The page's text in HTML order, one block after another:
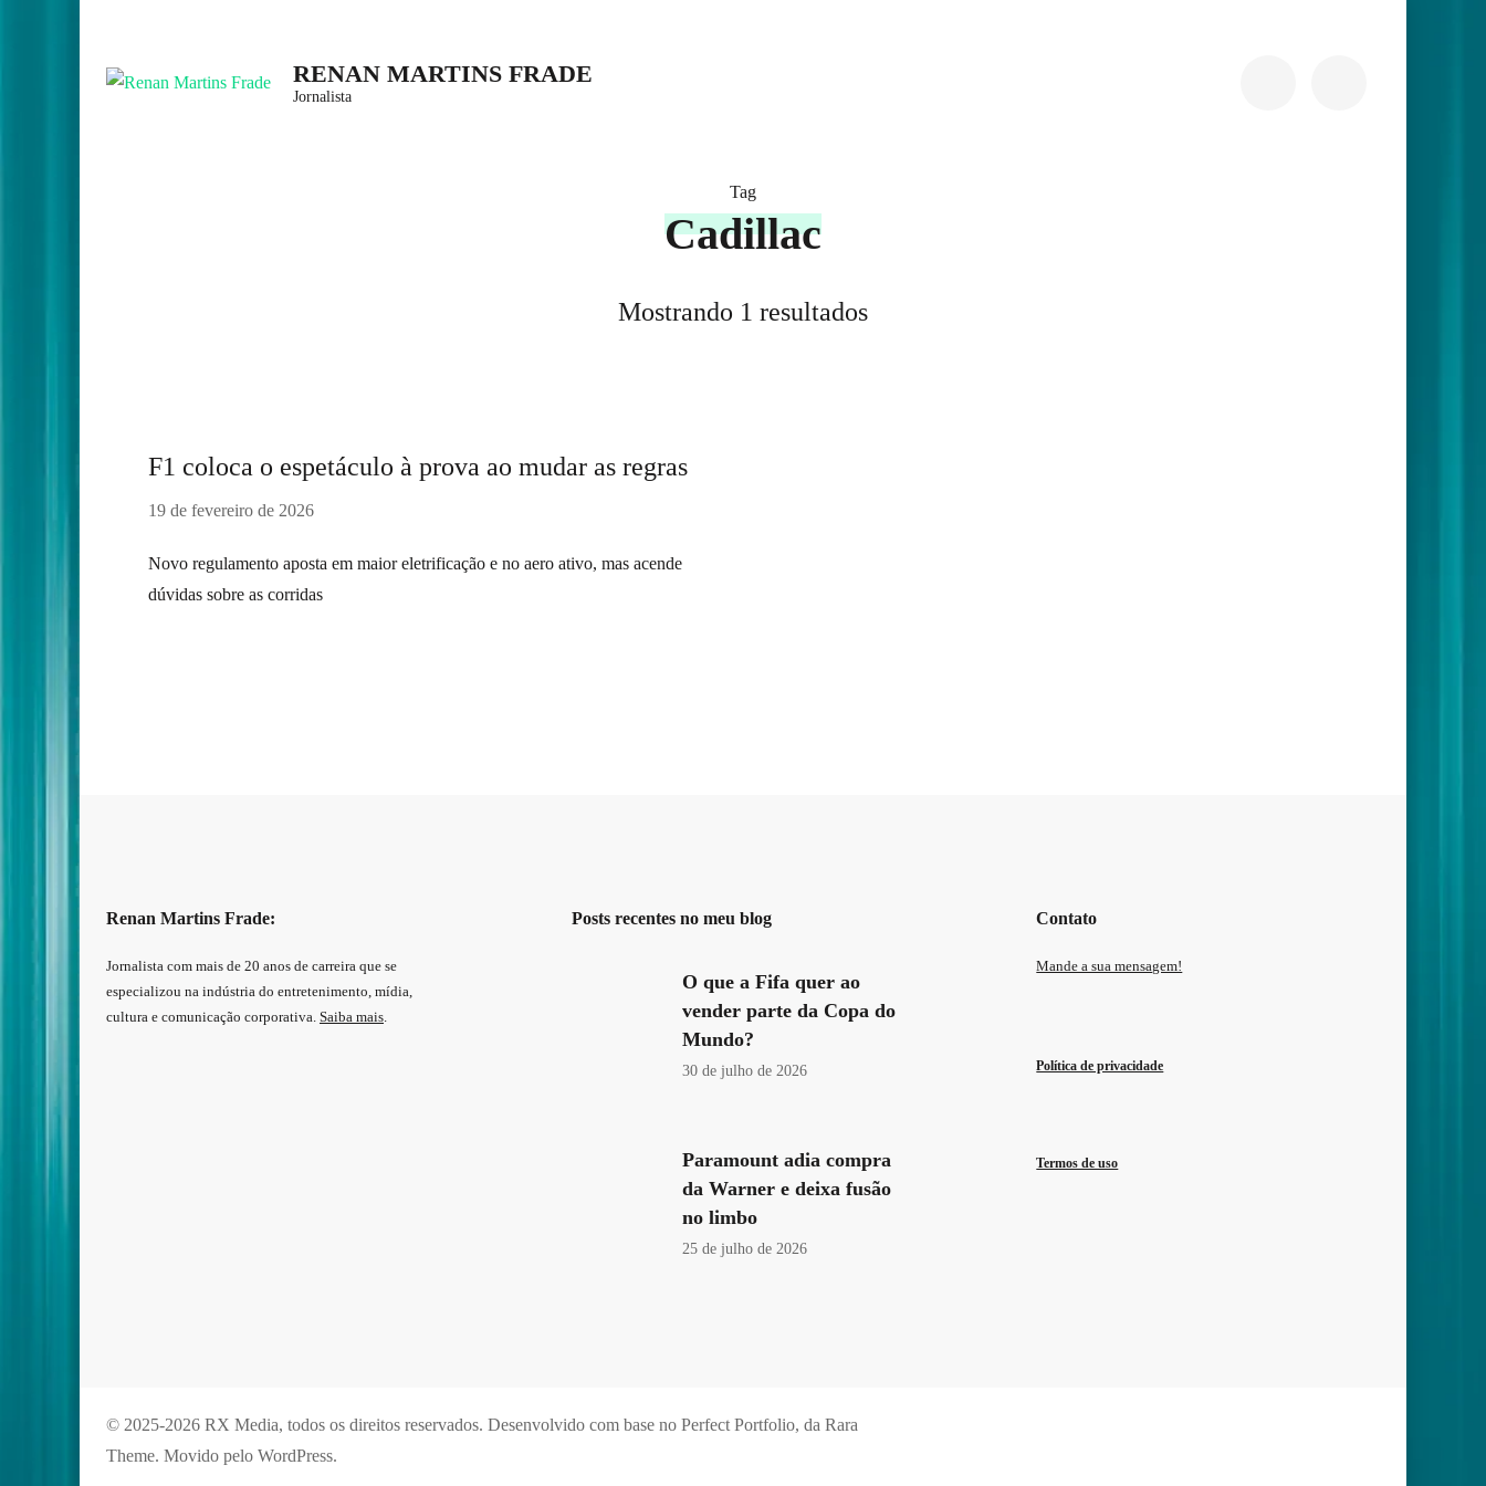
content
RENAN MARTINS FRADE
Jornalista
Tag
Cadillac
Mostrando 1 resultados
F1 coloca o espetáculo à prova ao mudar as regras
19 de fevereiro de 2026
Novo regulamento aposta em maior eletrificação e no aero ativo, mas acende
dúvidas sobre as corridas
Renan Martins Frade:
Jornalista com mais de 20 anos de carreira que se
especializou na indústria do entretenimento, mídia,
cultura e comunicação corporativa. Saiba mais.
Posts recentes no meu blog
O que a Fifa quer ao
vender parte da Copa do
Mundo?
30 de julho de 2026
Paramount adia compra
da Warner e deixa fusão
no limbo
25 de julho de 2026
Contato
Mande a sua mensagem!
Política de privacidade
Termos de uso
© 2025-2026 RX Media, todos os direitos reservados. Desenvolvido com base no Perfect Portfolio, da Rara
Theme. Movido pelo WordPress.